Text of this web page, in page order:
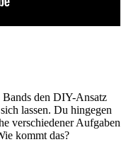
den DIY-Ansatz
lassen. Du hingegen
verschiedener Aufgaben
kommt das?